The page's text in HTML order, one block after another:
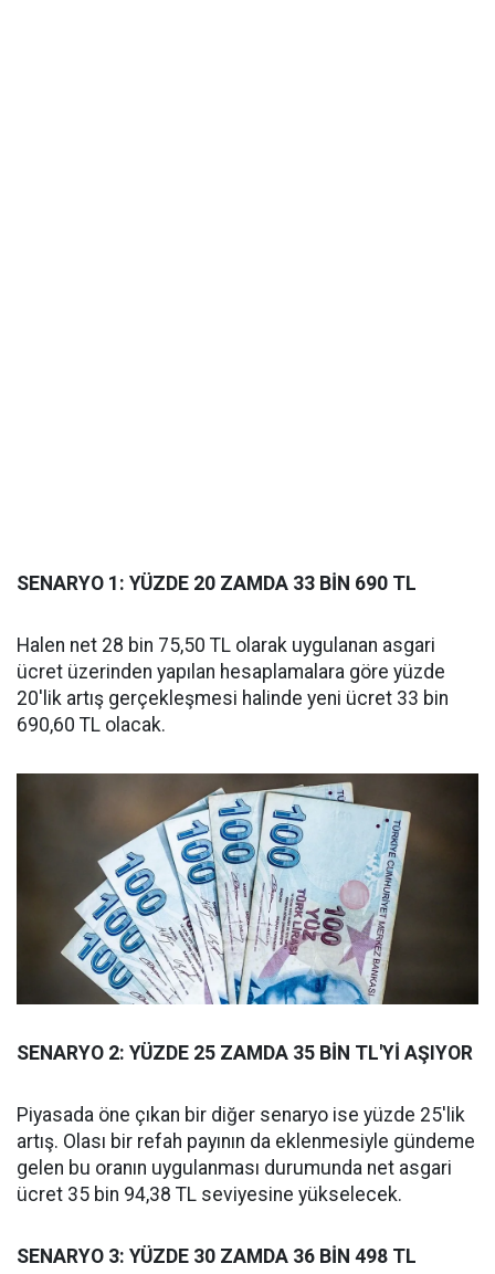
SENARYO 1: YÜZDE 20 ZAMDA 33 BİN 690 TL
Halen net 28 bin 75,50 TL olarak uygulanan asgari
ücret üzerinden yapılan hesaplamalara göre yüzde
20'lik artış gerçekleşmesi halinde yeni ücret 33 bin
690,60 TL olacak.
SENARYO 2: YÜZDE 25 ZAMDA 35 BİN TL'Yİ AŞIYOR
Piyasada öne çıkan bir diğer senaryo ise yüzde 25'lik
artış. Olası bir refah payının da eklenmesiyle gündeme
gelen bu oranın uygulanması durumunda net asgari
ücret 35 bin 94,38 TL seviyesine yükselecek.
SENARYO 3: YÜZDE 30 ZAMDA 36 BİN 498 TL